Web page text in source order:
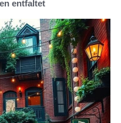
entfaltet